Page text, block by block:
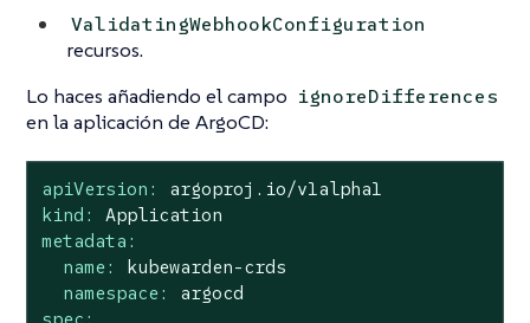
ValidatingWebhookConfiguration
recursos.
Lo haces añadiendo el campo ignoreDifferences
en la aplicación de ArgoCD:
apiVersion:
argoproj.io/v1alpha1
kind:
Application
metadata:
name:
kubewarden-crds
namespace:
argocd